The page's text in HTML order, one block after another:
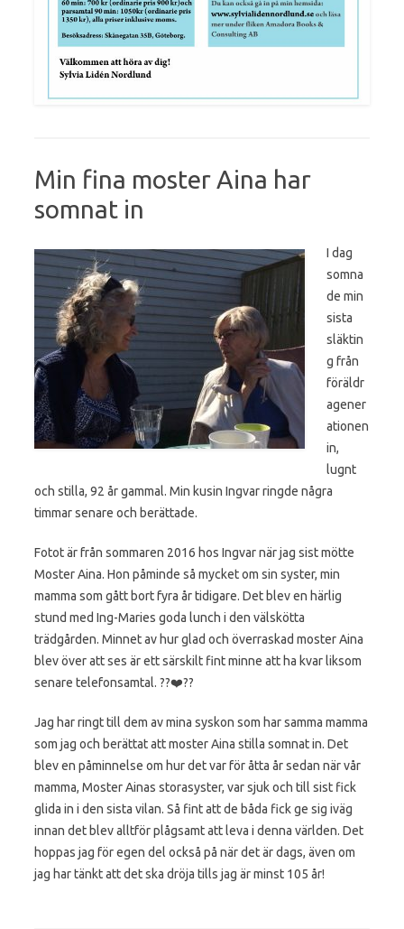
Min fina moster Aina har
somnat in
I dag
somna
de min
sista
släktin
g från
föräldr
agener
ationen
in,
lugnt
och stilla, 92 år gammal. Min kusin Ingvar ringde några
timmar senare och berättade.
Fotot är från sommaren 2016 hos Ingvar när jag sist mötte
Moster Aina. Hon påminde så mycket om sin syster, min
mamma som gått bort fyra år tidigare. Det blev en härlig
stund med Ing-Maries goda lunch i den välskötta
trädgården. Minnet av hur glad och överraskad moster Aina
blev över att ses är ett särskilt fint minne att ha kvar liksom
senare telefonsamtal. ??❤️??
Jag har ringt till dem av mina syskon som har samma mamma
som jag och berättat att moster Aina stilla somnat in. Det
blev en påminnelse om hur det var för åtta år sedan när vår
mamma, Moster Ainas storasyster, var sjuk och till sist fick
glida in i den sista vilan. Så fint att de båda fick ge sig iväg
innan det blev alltför plågsamt att leva i denna världen. Det
hoppas jag för egen del också på när det är dags, även om
jag har tänkt att det ska dröja tills jag är minst 105 år!